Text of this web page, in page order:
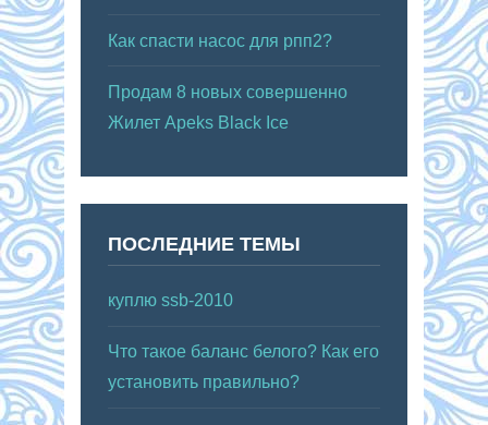
Как спасти насос для рпп2?
Продам 8 новых совершенно
Жилет Apeks Black Ice
ПОСЛЕДНИЕ ТЕМЫ
куплю ssb-2010
Что такое баланс белого? Как его
установить правильно?